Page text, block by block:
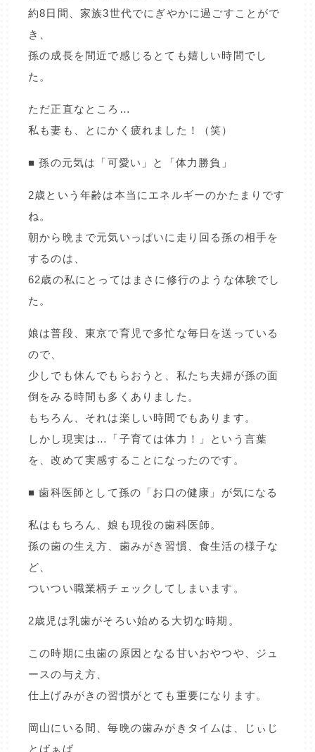
約8日間、家族3世代でにぎやかに過ごすことがで
き、
孫の成長を間近で感じるとても嬉しい時間でし
た。
ただ正直なところ…
私も妻も、とにかく疲れました！（笑）
■ 孫の元気は「可愛い」と「体力勝負」
2歳という年齢は本当にエネルギーのかたまりです
ね。
朝から晩まで元気いっぱいに走り回る孫の相手を
するのは、
62歳の私にとってはまさに修行のような体験でし
た。
娘は普段、東京で育児で多忙な毎日を送っている
ので、
少しでも休んでもらおうと、私たち夫婦が孫の面
倒をみる時間も多くありました。
もちろん、それは楽しい時間でもあります。
しかし現実は…「子育ては体力！」という言葉
を、改めて実感することになったのです。
■ 歯科医師として孫の「お口の健康」が気になる
私はもちろん、娘も現役の歯科医師。
孫の歯の生え方、歯みがき習慣、食生活の様子な
ど、
ついつい職業柄チェックしてしまいます。
2歳児は乳歯がそろい始める大切な時期。
この時期に虫歯の原因となる甘いおやつや、ジュ
ースの与え方、
仕上げみがきの習慣がとても重要になります。
岡山にいる間、毎晩の歯みがきタイムは、じぃじ
とばぁば、